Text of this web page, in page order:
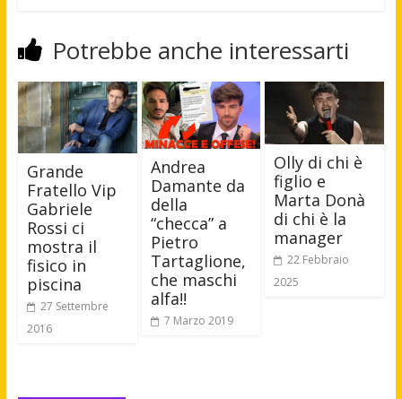
Potrebbe anche interessarti
Grande
Fratello Vip
Gabriele
Rossi ci
mostra il
fisico in
piscina
27 Settembre
2016
Andrea
Damante da
della
“checca” a
Pietro
Tartaglione,
che maschi
alfa!!
7 Marzo 2019
Olly di chi è
figlio e
Marta Donà
di chi è la
manager
22 Febbraio
2025